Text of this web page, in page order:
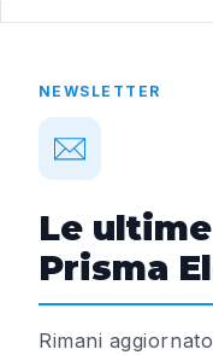
NEWSLETTER
Le
Prisma
Rimani